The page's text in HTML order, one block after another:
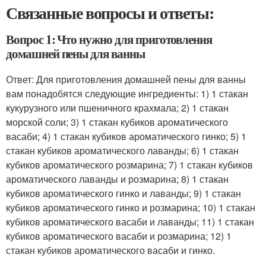
Связанные вопросы и ответы:
Вопрос 1: Что нужно для приготовления
домашней пены для ванны
Ответ: Для приготовления домашней пены для ванны
вам понадобятся следующие ингредиенты: 1) 1 стакан
кукурузного или пшеничного крахмала; 2) 1 стакан
морской соли; 3) 1 стакан кубиков ароматического
васаби; 4) 1 стакан кубиков ароматического гинко; 5) 1
стакан кубиков ароматического лаванды; 6) 1 стакан
кубиков ароматического розмарина; 7) 1 стакан кубиков
ароматического лаванды и розмарина; 8) 1 стакан
кубиков ароматического гинко и лаванды; 9) 1 стакан
кубиков ароматического гинко и розмарина; 10) 1 стакан
кубиков ароматического васаби и лаванды; 11) 1 стакан
кубиков ароматического васаби и розмарина; 12) 1
стакан кубиков ароматического васаби и гинко.